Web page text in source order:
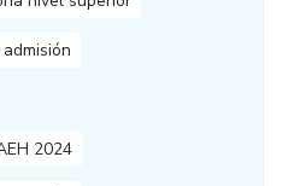
2024